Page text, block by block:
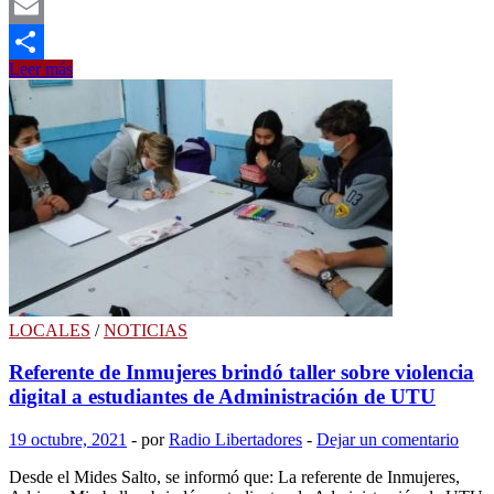
X
Email
Compartir
Intendencia
colabora
con
obras
en
Estadio
Gladiador
F.C.
Leer más
LOCALES /NOTICIAS
Referente de Inmujeres brindó taller sobre violencia
digital a estudiantes de Administración de UTU
19 octubre, 2021 - porRadio Libertadores - Dejar un comentario
Desde el Mides Salto, se informó que: La referente de Inmujeres,